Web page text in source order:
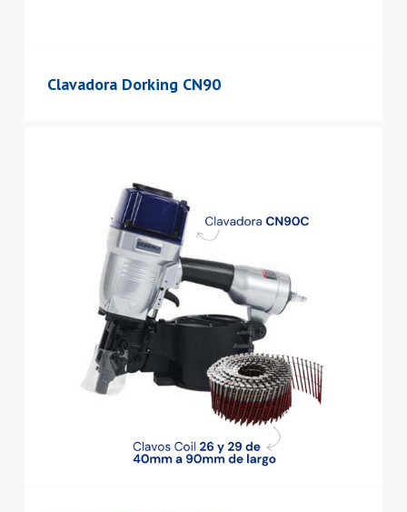
Clavadora Dorking CN90